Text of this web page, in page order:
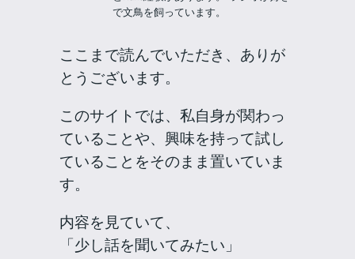
で文鳥を飼っています。
ここまで読んでいただき、ありが
とうございます。
このサイトでは、私自身が関わっ
ていることや、興味を持って試し
ていることをそのまま置いていま
す。
内容を見ていて、
「少し話を聞いてみたい」